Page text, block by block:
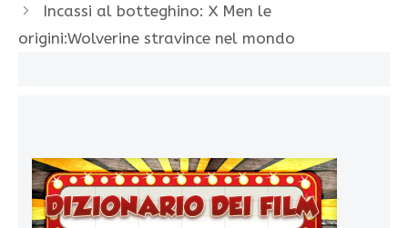
Incassi al botteghino: X Men le
origini:Wolverine stravince nel mondo